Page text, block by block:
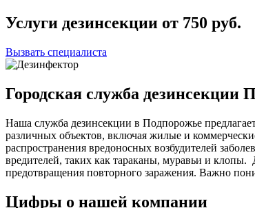
Услуги дезинсекции от 750 руб.
Вызвать специалиста
Городская служба дезинсекции
Наша служба дезинсекции в Подпорожье
различных объектов, включая жилые и
распространения вредоносных возбудителей
вредителей, таких как тараканы, муравьи и
предотвращения повторного заражения. Важно
Цифры о нашей компании